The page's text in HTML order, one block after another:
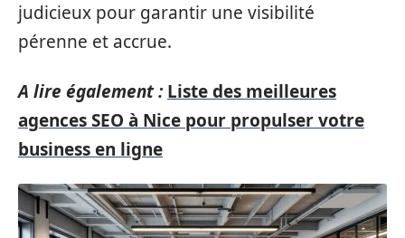
judicieux pour garantir une visibilité
pérenne et accrue.
A lire également : Liste des meilleures
agences SEO à Nice pour propulser votre
business en ligne